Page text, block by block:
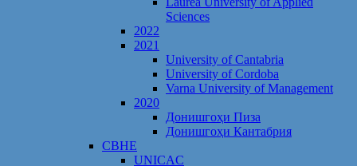
Sciences
2022
2021
University of Cantabria
University of Cordoba
Varna University of Management
2020
Донишгоҳи Пиза
Донишгоҳи Кантабрия
CBHE
UNICAC